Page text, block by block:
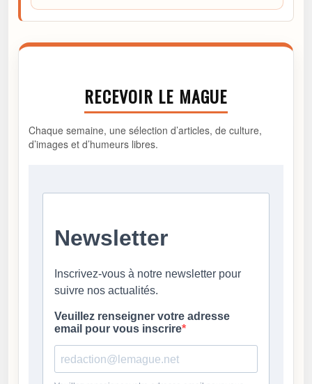
RECEVOIR LE MAGUE
Chaque semaine, une sélection d’articles, de culture,
d’images et d’humeurs libres.